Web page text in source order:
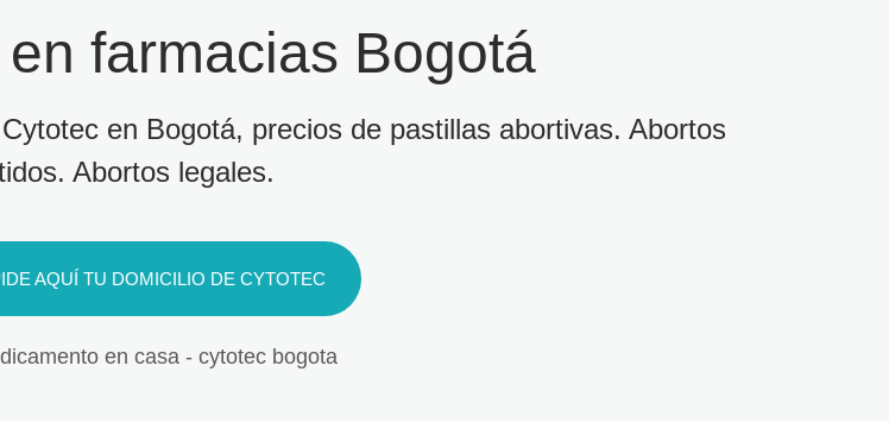
farmacias Bogotá
en Bogotá, precios de pastillas abortivas. Abortos
Abortos legales.
AQUÍ TU DOMICILIO DE CYTOTEC